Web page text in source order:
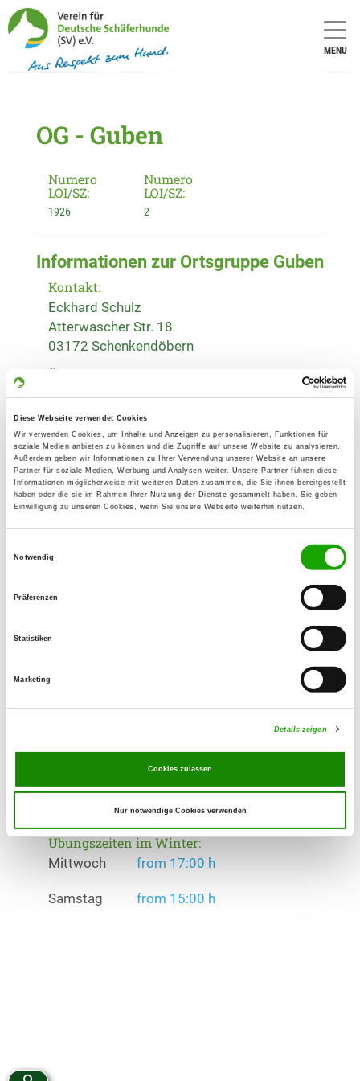
Diese Webseite verwendet Cookies
Wir verwenden Cookies, um Inhalte und Anzeigen zu personalisieren, Funktionen für
soziale Medien anbieten zu können und die Zugriffe auf unsere Website zu analysieren.
Außerdem geben wir Informationen zu Ihrer Verwendung unserer Website an unsere
Partner für soziale Medien, Werbung und Analysen weiter. Unsere Partner führen diese
Informationen möglicherweise mit weiteren Daten zusammen, die Sie ihnen bereitgestellt
haben oder die sie im Rahmen Ihrer Nutzung der Dienste gesammelt haben. Sie geben
Einwilligung zu unseren Cookies, wenn Sie unsere Webseite weiterhin nutzen.
Notwendig
Präferenzen
Statistiken
Marketing
Details zeigen
Cookies zulassen
Nur notwendige Cookies verwenden
MENU
OG - Guben
Numero
LOI/SZ:
1926
Numero
LOI/SZ:
2
Informationen zur Ortsgruppe Guben
Kontakt:
Eckhard Schulz
Atterwascher Str. 18
03172 Schenkendöbern
Übungsplatz:
Luxchenweg
03172 Guben
Numero di telefono:
035692 440
Fax:
035692 66700
0172 3711489
E-Mail:
Welpenspielstunde, Junghundgruppe,
Ringtraining
Übungszeiten im Sommer:
from 17:00 h
from 15:00 h
Übungszeiten im Winter:
Mittwoch from 17:00 h
Samstag from 15:00 h